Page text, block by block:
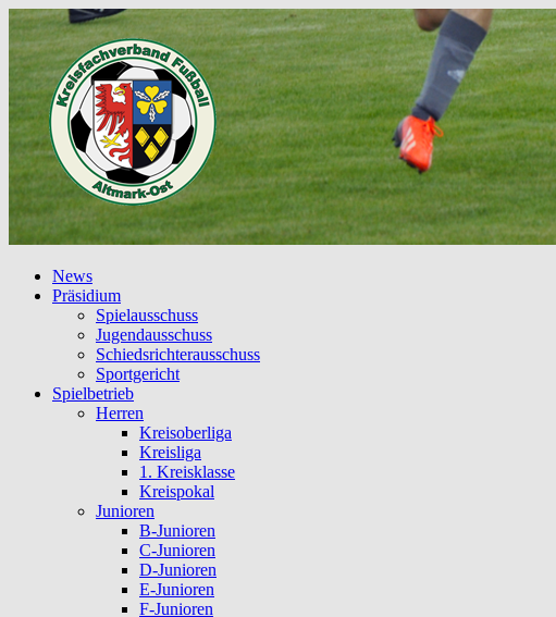
News
Präsidium
Spielausschuss
Jugendausschuss
Schiedsrichterausschuss
Sportgericht
Spielbetrieb
Herren
Kreisoberliga
Kreisliga
1. Kreisklasse
Kreispokal
Junioren
B-Junioren
C-Junioren
D-Junioren
E-Junioren
F-Junioren